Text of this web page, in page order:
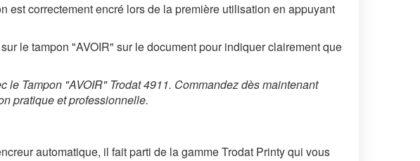
est correctement encré lors de la première utilisation en appuyant
le tampon "AVOIR" sur le document pour indiquer clairement que
Tampon "AVOIR" Trodat 4911. Commandez dès maintenant
pratique et professionnelle.
automatique, il fait parti de la gamme Trodat Printy qui vous